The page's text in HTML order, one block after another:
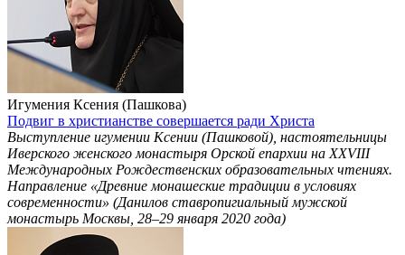
Игумения Ксения (Пашкова)
Подвиг в христианстве совершается ради Христа
Выступление игумении Ксении (Пашковой), настоятельницы
Иверского женского монастыря Орской епархии на ХХVIII
Международных Рождественских образовательных чтениях.
Направление «Древние монашеские традиции в условиях
современности» (Данилов ставропигиальный мужской
монастырь Москвы, 28–29 января 2020 года)